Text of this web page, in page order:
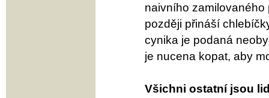
naivního
později přináší
cynika je podaná
je nucena kopat, aby
Všichni ostatní jsou